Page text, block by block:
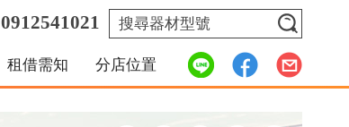
0912541021
租借需知 分店位置